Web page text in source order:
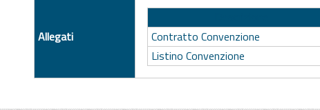
Allegati
Contratto Convenzione
Listino Convenzione